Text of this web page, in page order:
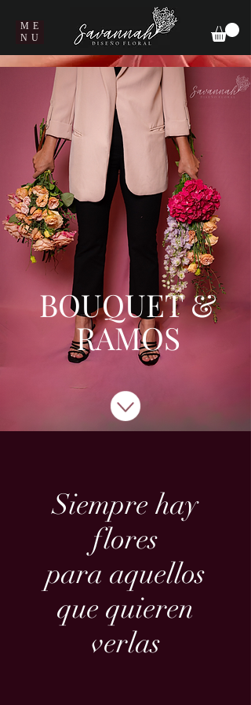
ME
NU
BOUQUET &
RAMOS
Siempre hay
flores
para aquellos
que quieren
verlas